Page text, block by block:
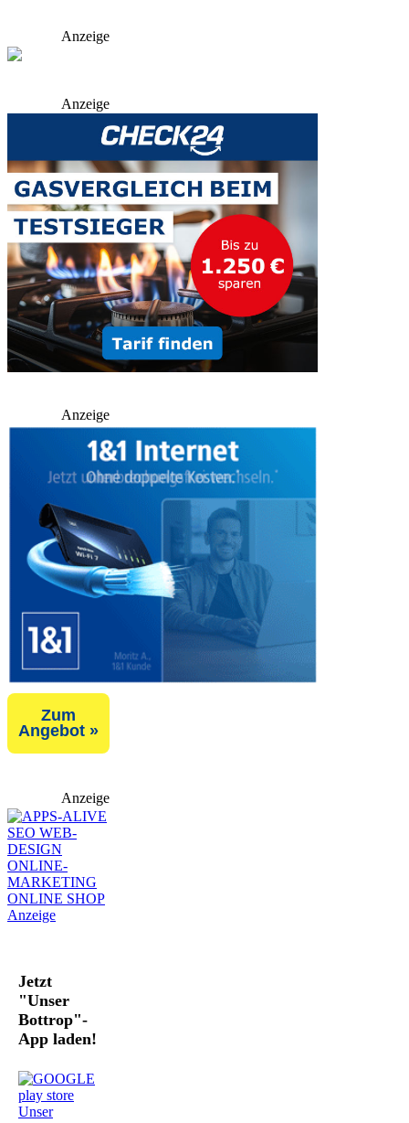
Anzeige
Anzeige
Anzeige
Zum
Angebot »
Anzeige
Jetzt
"Unser
Bottrop"-
App laden!